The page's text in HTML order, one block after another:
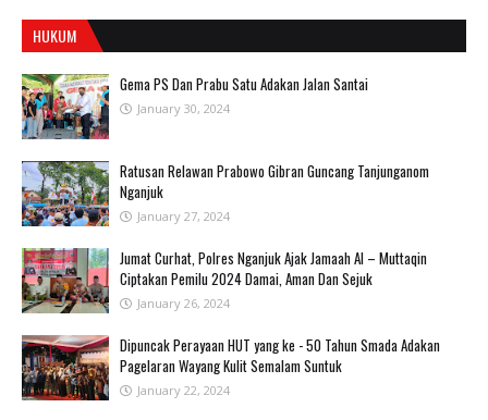
HUKUM
Gema PS Dan Prabu Satu Adakan Jalan Santai
January 30, 2024
Ratusan Relawan Prabowo Gibran Guncang Tanjunganom
Nganjuk
January 27, 2024
Jumat Curhat, Polres Nganjuk Ajak Jamaah Al – Muttaqin
Ciptakan Pemilu 2024 Damai, Aman Dan Sejuk
January 26, 2024
Dipuncak Perayaan HUT yang ke - 50 Tahun Smada Adakan
Pagelaran Wayang Kulit Semalam Suntuk
January 22, 2024